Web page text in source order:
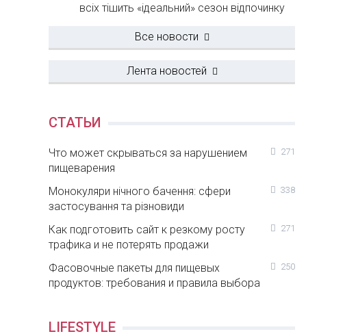
всіх тішить «ідеальний» сезон відпочинку
Все новости
Лента новостей
СТАТЬИ
Что может скрываться за нарушением
пищеварения
271
Монокуляри нічного бачення: сфери
застосування та різновиди
338
Как подготовить сайт к резкому росту
трафика и не потерять продажи
271
Фасовочные пакеты для пищевых
продуктов: требования и правила выбора
250
LIFESTYLE